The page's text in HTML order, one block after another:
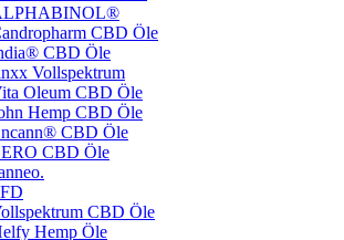
CBD Öle
CBD Öle
Vollspektrum
Oleum CBD Öle
Hemp CBD Öle
CBD Öle
CBD Öle
CBD Öle
Hemp Öle